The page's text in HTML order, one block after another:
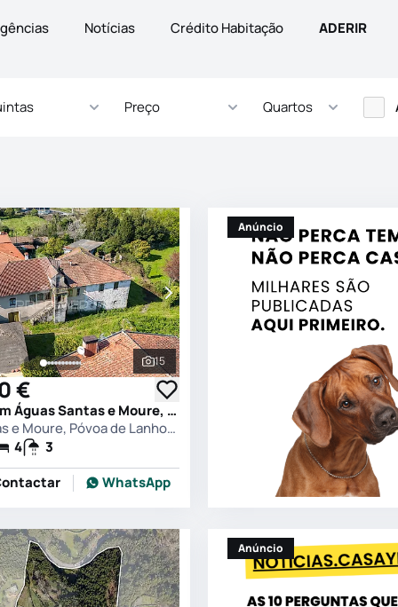
Notícias Crédito Habitação ADERIR
Preço Quartos
Ver todas as fotografias
15
€
Quinta T4 em Águas Santas e Moure, Póvoa de Lanhoso
Águas Santas e Moure, Póvoa de Lanhoso
4
3
WhatsApp
Anúncio
Anúncio